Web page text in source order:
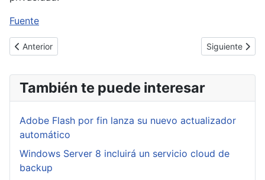
Fuente
Artículo anterior: Inyección CRLF (CRLF Injection / HTTP
Anterior Artículo
Siguiente
También te puede interesar
Adobe Flash por fin lanza su nuevo actualizador
automático
Windows Server 8 incluirá un servicio cloud de
backup